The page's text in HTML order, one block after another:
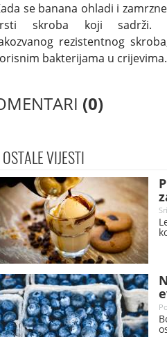
se banana ohladi i
skroba koji sadrži.
rezistentnog
bakterijama u crijevima.
(0)
OSTALEVIJESTI